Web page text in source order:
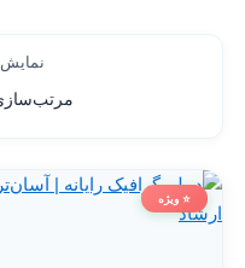
نمایش12
مرتب‌سازی:
⭐ ویژه